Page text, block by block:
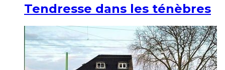
Tendresse dans les ténèbres